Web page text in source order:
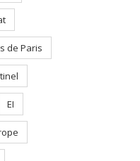
de Paris
EI